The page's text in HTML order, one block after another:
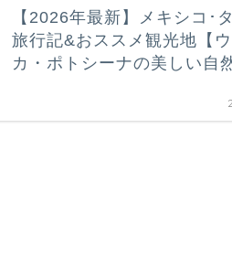
【2026年最新】メキシコ･
旅行記&おススメ観光地【
カ・ポトシーナの美しい自